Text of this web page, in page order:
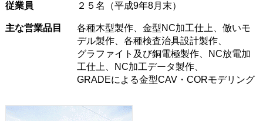
従業員 ２５名（平成9年8月末）
主な営業品目
各種木型製作、金型NC加工仕上、倣いモ
デル製作、各種検査治具設計製作、
グラファイト及び銅電極製作、NC放電加
工仕上、NC加工データ製作、
GRADEによる金型CAV・CORモデリング